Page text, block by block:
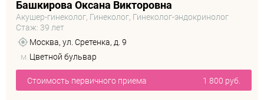
Башкирова Оксана Викторовна
Акушер-гинеколог, Гинеколог, Гинеколог-эндокринолог
Стаж: 39 лет
Москва, ул. Сретенка, д. 9
м. Цветной бульвар
Стоимость первичного приема 1 800 руб.